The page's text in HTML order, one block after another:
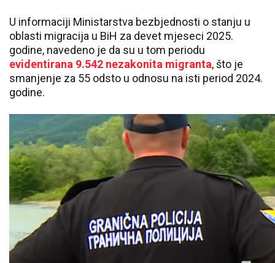
U informaciji Ministarstva bezbjednosti o stanju u
oblasti migracija u BiH za devet mjeseci 2025.
godine, navedeno je da su u tom periodu
evidentirana 9.542 nezakonita migranta, što je
smanjenje za 55 odsto u odnosu na isti period 2024.
godine.